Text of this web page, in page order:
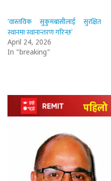
‘वास्तविक सुकुमबासीलाई सुरक्षित
स्थानमा स्थानान्तरण गरिन्छ’
April 24, 2026
In "breaking"